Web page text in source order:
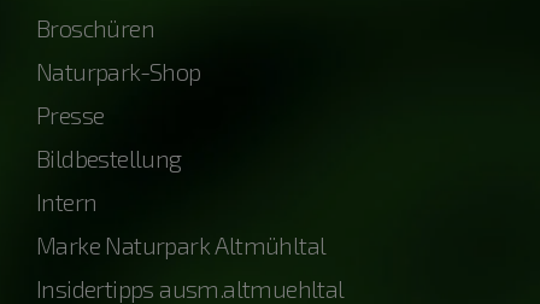
Broschüren
Naturpark-Shop
Presse
Bildbestellung
Intern
Marke Naturpark Altmühltal
Insidertipps ausm.altmuehltal